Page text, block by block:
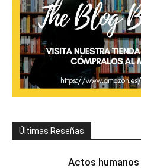
Últimas Reseñas
Actos humanos